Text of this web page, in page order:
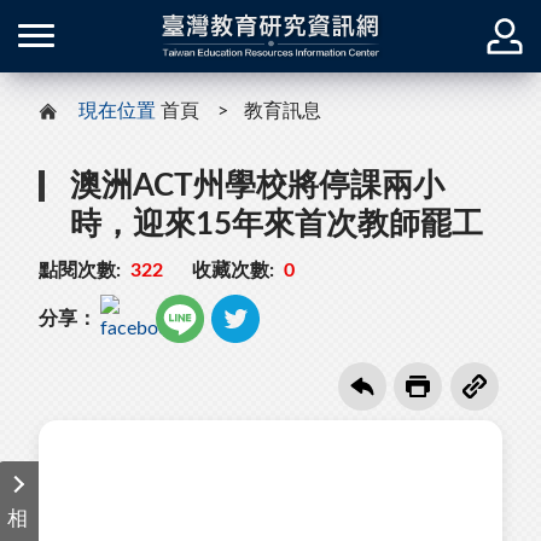
現在位置 首頁 教育訊息
澳洲ACT州學校將停課兩小
時，迎來15年來首次教師罷工
點閱次數: 322 收藏次數: 0
分享：
相